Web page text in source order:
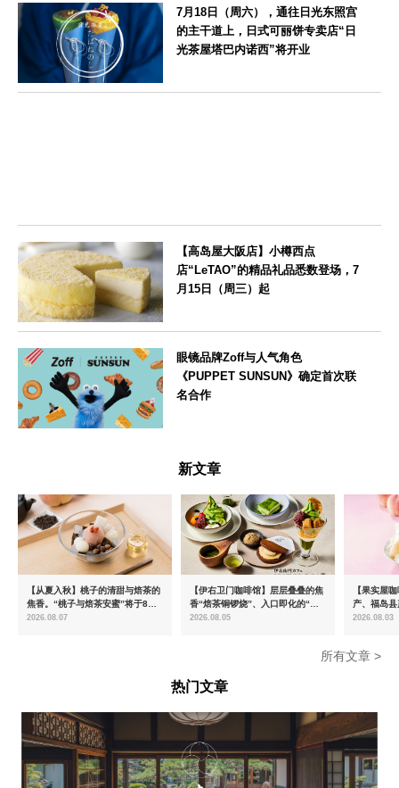
7月18日（周六），通往日光东照宫
的主干道上，日式可丽饼专卖店“日
光茶屋塔巴内诺西”将开业
【高岛屋大阪店】小樽西点
店“LeTAO”的精品礼品悉数登场，7
月15日（周三）起
眼镜品牌Zoff与人气角色
《PUPPET SUNSUN》确定首次联
名合作
新文章
【从夏入秋】桃子的清甜与焙茶的
焦香。“桃子与焙茶安蜜”将于8月
中旬起限时发售
2026.08.07
【伊右卫门咖啡馆】层层叠叠的焦
香“焙茶铜锣烧”、入口即化的“宇
治抹茶提拉米苏”全新登场
2026.08.05
【果实屋
产、福岛
2026.08.03
所有文章 >
热门文章